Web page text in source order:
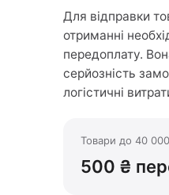
Для відправки
отриманні
передоплату.
серйозність
логістичні
Товари до 40
500 ₴